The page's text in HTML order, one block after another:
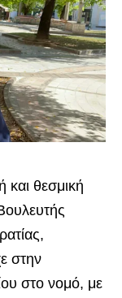
και θεσμική
στην
στο νομό, με